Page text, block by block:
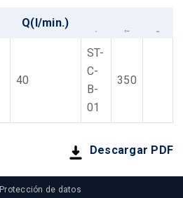
Q(l/min.)
40
ST-
C-
B-
01
350
Descargar PDF
Protección de datos